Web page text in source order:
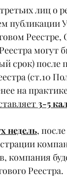
лиц о
публикации
Реестре,
могут
срок) после
(ст.10
на
3-5
недель,
компания
Реестра.